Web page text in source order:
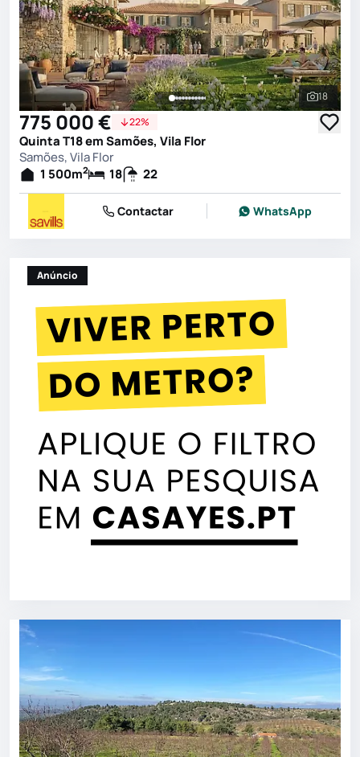
Ver
18
775 000 € 22%
Quinta T18 em Samões, Vila Flor
Samões, Vila Flor
1 500m2 18 22
Contactar WhatsApp
Anúncio